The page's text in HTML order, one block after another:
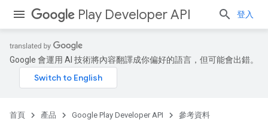
Play Developer API 登入
Google 會運用 AI 技術將內容翻譯成你偏好的語言，但可能會出錯。
首頁 產品 Google Play Developer API 參考資料